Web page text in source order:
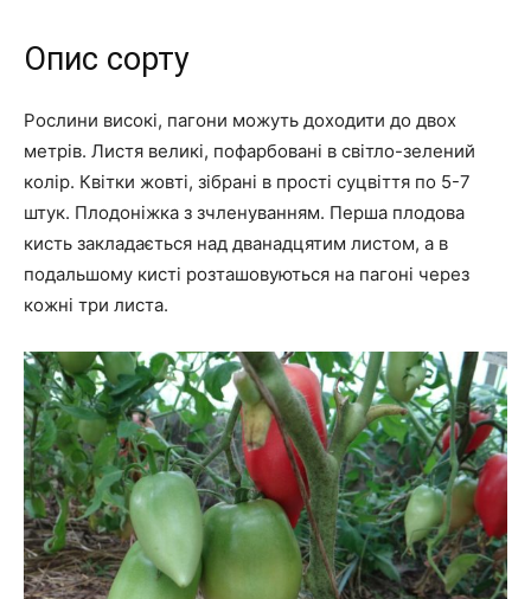
Опис сорту
Рослини високі, пагони можуть доходити до двох
метрів. Листя великі, пофарбовані в світло-зелений
колір. Квітки жовті, зібрані в прості суцвіття по 5-7
штук. Плодоніжка з зчленуванням. Перша плодова
кисть закладається над дванадцятим листом, а в
подальшому кисті розташовуються на пагоні через
кожні три листа.